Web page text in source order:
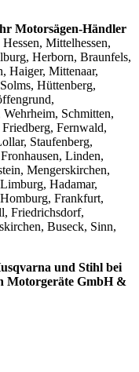
Motorsägen-Händler
Mittelhessen,
Herborn, Braunfels,
Haiger, Mittenaar,
Hüttenberg,
Schmitten,
Fernwald,
Staufenberg,
Linden,
Mengerskirchen,
Hadamar,
Frankfurt,
Friedrichsdorf,
Buseck, Sinn,
und Stihl bei
Motorgeräte GmbH &